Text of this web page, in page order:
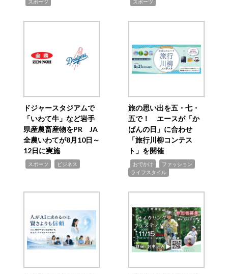
スポーツ スポーツ
ドジャースタジアムで
「いわて牛」など岩手
県産農畜産物をPR JA
全農いわてが8月10日～
12日に実施
スポーツ ビジネス
旅の思い出を五・七・
五で！ エースが「か
ばんの日」に合わせ
「旅行川柳コンテス
ト」を開催
おでかけ ファッション
ライフスタイル